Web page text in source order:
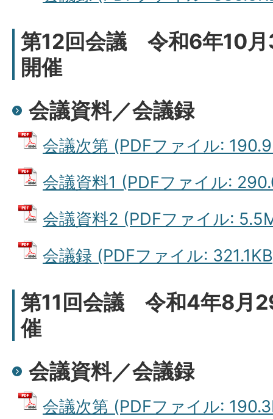
第12回会議 令和6年10月
開催
会議資料／会議録
会議次第 (PDFファイル:
会議資料1 (PDFファイル:
会議資料2 (PDFファイル:
会議録 (PDFファイル:
第11回会議 令和4年8月
催
会議資料／会議録
会議次第 (PDFファイル: